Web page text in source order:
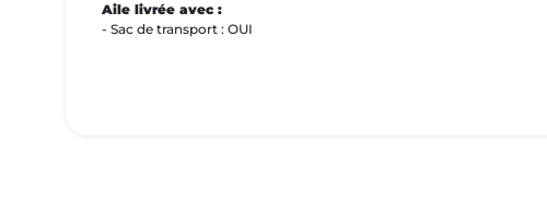
Aile livrée avec :
- Sac de transport : OUI